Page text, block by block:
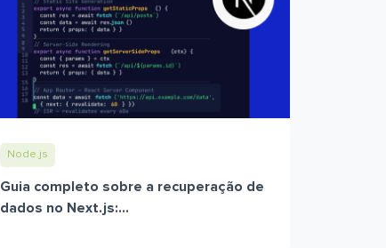
Node.js
Guia completo sobre a recuperação de
dados no Next.js:...